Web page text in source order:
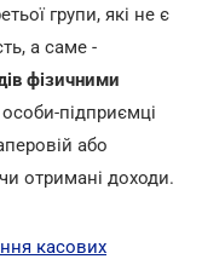
групи, які не є
а саме -
фізичними
особи-підприємці
або
отримані доходи.
касових